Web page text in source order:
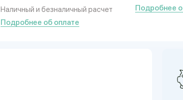
Наличный и безналичный расчет
Подробнее об оплате
Подробнее